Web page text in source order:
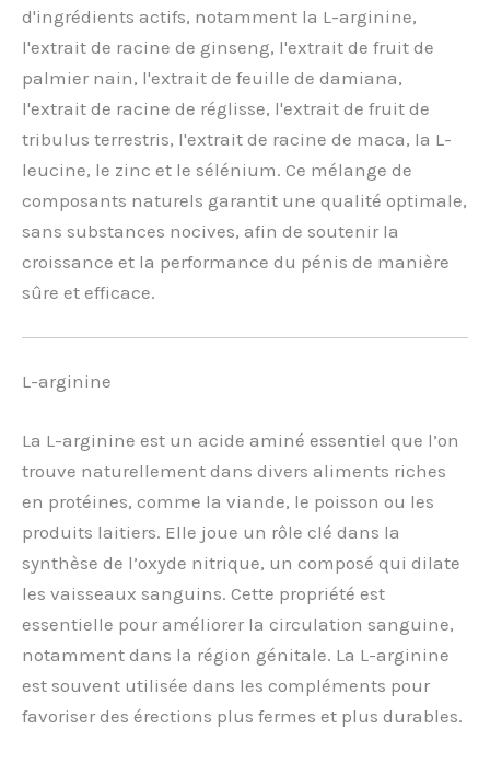
d'ingrédients actifs, notamment la L-arginine,
l'extrait de racine de ginseng, l'extrait de fruit de
palmier nain, l'extrait de feuille de damiana,
l'extrait de racine de réglisse, l'extrait de fruit de
tribulus terrestris, l'extrait de racine de maca, la L-
leucine, le zinc et le sélénium. Ce mélange de
composants naturels garantit une qualité optimale,
sans substances nocives, afin de soutenir la
croissance et la performance du pénis de manière
sûre et efficace.
L-arginine
La L-arginine est un acide aminé essentiel que l’on
trouve naturellement dans divers aliments riches
en protéines, comme la viande, le poisson ou les
produits laitiers. Elle joue un rôle clé dans la
synthèse de l’oxyde nitrique, un composé qui dilate
les vaisseaux sanguins. Cette propriété est
essentielle pour améliorer la circulation sanguine,
notamment dans la région génitale. La L-arginine
est souvent utilisée dans les compléments pour
favoriser des érections plus fermes et plus durables.